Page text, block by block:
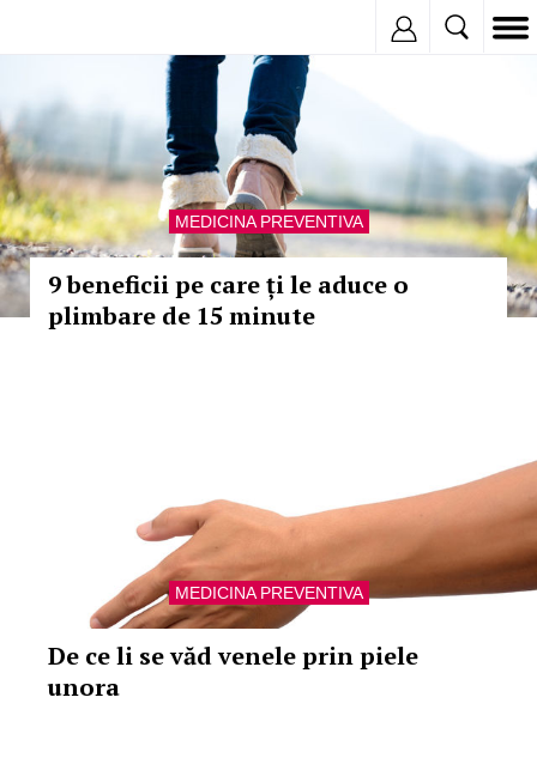
MEDICINA PREVENTIVA
9 beneficii pe care ți le aduce o
plimbare de 15 minute
MEDICINA PREVENTIVA
De ce li se văd venele prin piele
unora